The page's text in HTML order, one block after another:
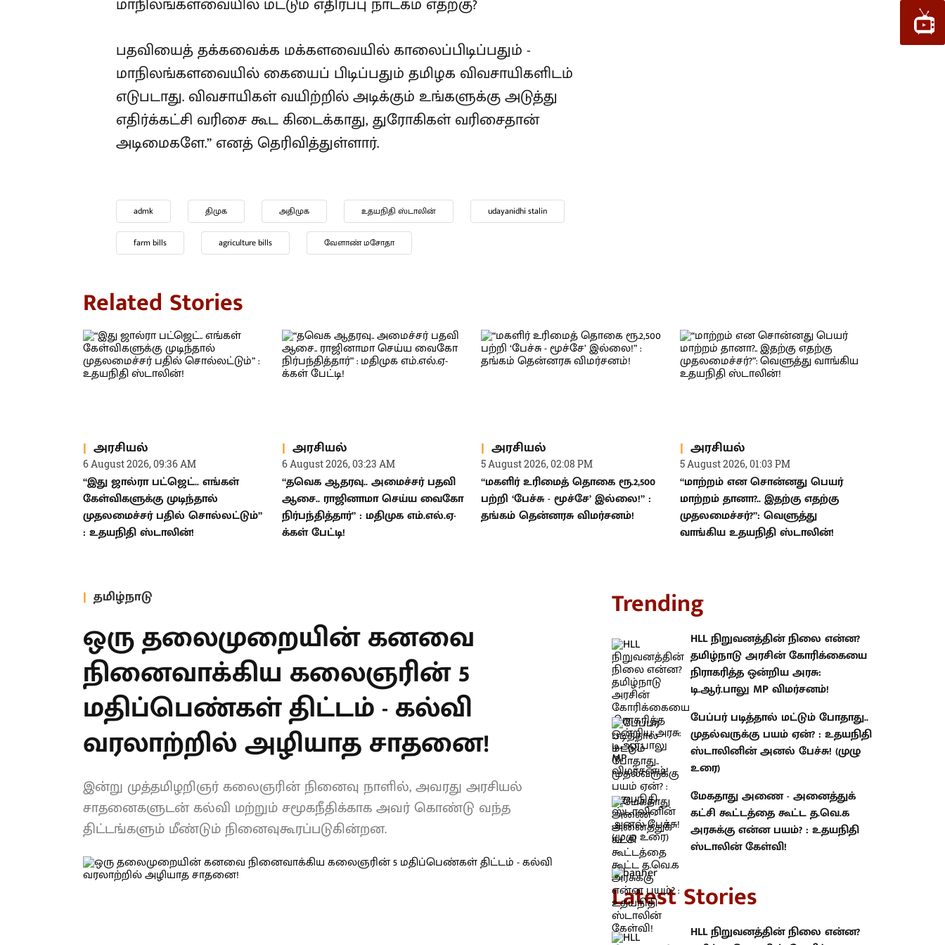
பதவியைத் தக்கவைக்க மக்களவையில் காலைப்பிடிப்பதும் -
மாநிலங்களவையில் கையைப் பிடிப்பதும் தமிழக விவசாயிகளிடம்
எடுபடாது. விவசாயிகள் வயிற்றில் அடிக்கும் உங்களுக்கு அடுத்து
எதிர்க்கட்சி வரிசை கூட கிடைக்காது, துரோகிகள் வரிசைதான்
அடிமைகளே.” எனத் தெரிவித்துள்ளார்.
admk திமுக அதிமுக உதயநிதி ஸ்டாலின் udayanidhi stalin
farm bills agriculture bills வேளாண் மசோதா
Related Stories
அரசியல்
6 August 2026, 09:36 AM
“இது ஜால்ரா பட்ஜெட்.. எங்கள்
கேள்விகளுக்கு முடிந்தால்
முதலமைச்சர் பதில் சொல்லட்டும்”
: உதயநிதி ஸ்டாலின்!
அரசியல்
6 August 2026, 03:23 AM
“தவெக ஆதரவு.. அமைச்சர் பதவி
ஆசை.. ராஜினாமா செய்ய வைகோ
நிர்பந்தித்தார்” : மதிமுக எம்.எல்.ஏ-
க்கள் பேட்டி!
அரசியல்
5 August 2026, 02:08 PM
“மகளிர் உரிமைத் தொகை ரூ.2,500
பற்றி ‘பேச்சு - மூச்சே’ இல்லை!” :
தங்கம் தென்னரசு விமர்சனம்!
அரசியல்
5 August 2026, 01:03 PM
“மாற்றம் என சொன்னது பெயர்
மாற்றம் தானா?.. இதற்கு எதற்கு
முதலமைச்சர்?”: வெளுத்து
வாங்கிய உதயநிதி ஸ்டாலின்!
தமிழ்நாடு
ஒரு தலைமுறையின் கனவை
நினைவாக்கிய கலைஞரின் 5
மதிப்பெண்கள் திட்டம் - கல்வி
வரலாற்றில் அழியாத சாதனை!
இன்று முத்தமிழறிஞர் கலைஞரின் நினைவு நாளில், அவரது அரசியல்
சாதனைகளுடன் கல்வி மற்றும் சமூகநீதிக்காக அவர் கொண்டு வந்த
திட்டங்களும் மீண்டும் நினைவுகூரப்படுகின்றன.
Trending
HLL நிறுவனத்தின் நிலை என்ன?
தமிழ்நாடு அரசின் கோரிக்கையை
நிராகரித்த ஒன்றிய அரசு:
டி.ஆர்.பாலு MP விமர்சனம்!
பேப்பர் படித்தால் மட்டும் போதாது..
முதல்வருக்கு பயம் ஏன்? : உதயநிதி
ஸ்டாலினின் அனல் பேச்சு! (முழு
உரை)
மேகதாது அணை - அனைத்துக்
கட்சி கூட்டத்தை கூட்ட த.வெ.க
அரசுக்கு என்ன பயம்? : உதயநிதி
ஸ்டாலின் கேள்வி!
Latest Stories
HLL நிறுவனத்தின் நிலை என்ன?